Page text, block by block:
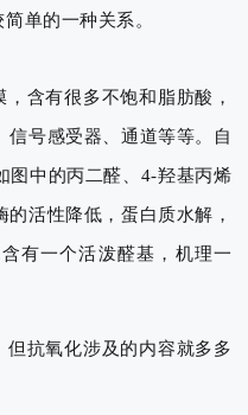
单的一种关系。
含有很多不饱和脂肪酸，
信号感受器、通道等等。自
图中的丙二醛、4-羟基丙烯
活性降低，蛋白质水解，
有一个活泼醛基，机理一
但抗氧化涉及的内容就多多